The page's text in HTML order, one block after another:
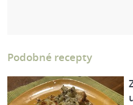
Podobné recepty